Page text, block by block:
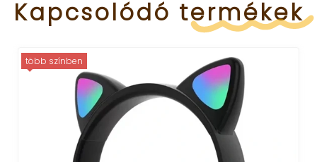
Kapcsolódó termékek
több színben